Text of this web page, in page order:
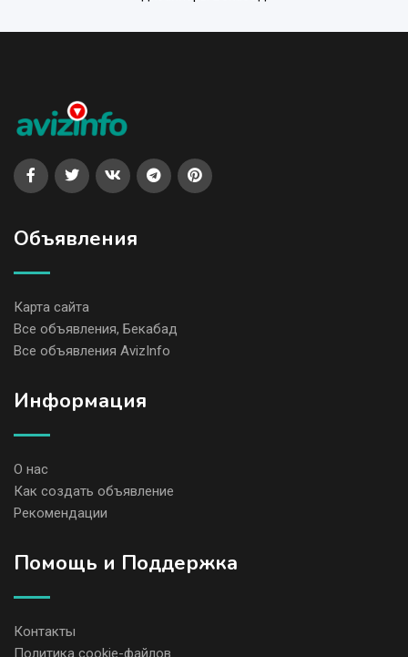
Объявления
Карта сайта
Все объявления, Бекабад
Все объявления AvizInfo
Информация
О нас
Как создать объявление
Рекомендации
Помощь и Поддержка
Контакты
Политика cookie-файлов